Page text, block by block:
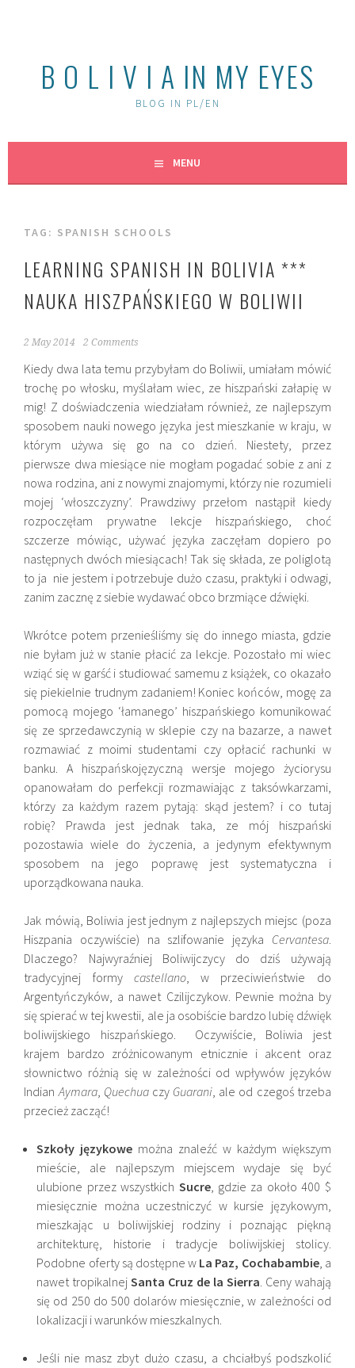
B O L I V I A IN MY EYES
BLOG IN PL/EN
MENU
TAG: SPANISH SCHOOLS
LEARNING SPANISH IN BOLIVIA ***
NAUKA HISZPAŃSKIEGO W BOLIWII
2 May 2014 2 Comments
Kiedy dwa lata temu przybyłam do Boliwii, umiałam mówić
trochę po włosku, myślałam wiec, ze hiszpański załapię w
mig! Z doświadczenia wiedziałam również, ze najlepszym
sposobem nauki nowego języka jest mieszkanie w kraju, w
którym używa się go na co dzień. Niestety, przez
pierwsze dwa miesiące nie mogłam pogadać sobie z ani z
nowa rodzina, ani z nowymi znajomymi, którzy nie rozumieli
mojej ‘włoszczyzny’. Prawdziwy przełom nastąpił kiedy
rozpoczęłam prywatne lekcje hiszpańskiego, choć
szczerze mówiąc, używać języka zaczęłam dopiero po
następnych dwóch miesiącach! Tak się składa, ze poliglotą
to ja nie jestem i potrzebuje dużo czasu, praktyki i odwagi,
zanim zacznę z siebie wydawać obco brzmiące dźwięki.
Wkrótce potem przenieśliśmy się do innego miasta, gdzie
nie byłam już w stanie płacić za lekcje. Pozostało mi wiec
wziąć się w garść i studiować samemu z książek, co okazało
się piekielnie trudnym zadaniem! Koniec końców, mogę za
pomocą mojego ‘łamanego’ hiszpańskiego komunikować
się ze sprzedawczynią w sklepie czy na bazarze, a nawet
rozmawiać z moimi studentami czy opłacić rachunki w
banku. A hiszpańskojęzyczną wersje mojego życiorysu
opanowałam do perfekcji rozmawiając z taksówkarzami,
którzy za każdym razem pytają: skąd jestem? i co tutaj
robię? Prawda jest jednak taka, ze mój hiszpański
pozostawia wiele do życzenia, a jedynym efektywnym
sposobem na jego poprawę jest systematyczna i
uporządkowana nauka.
Jak mówią, Boliwia jest jednym z najlepszych miejsc (poza
Hiszpania oczywiście) na szlifowanie języka Cervantesa.
Dlaczego? Najwyraźniej Boliwijczycy do dziś używają
tradycyjnej formy castellano, w przeciwieństwie do
Argentyńczyków, a nawet Czilijczykow. Pewnie można by
się spierać w tej kwestii, ale ja osobiście bardzo lubię dźwięk
boliwijskiego hiszpańskiego. Oczywiście, Boliwia jest
krajem bardzo zróżnicowanym etnicznie i akcent oraz
słownictwo różnią się w zależności od wpływów języków
IndianAymara, Quechuaczy Guarani, ale od czegoś trzeba
przecież zacząć!
Szkoły językowe można znaleźć w każdym większym
mieście, ale najlepszym miejscem wydaje się być
ulubione przez wszystkich Sucre, gdzie za około 400 $
miesięcznie można uczestniczyć w kursie językowym,
mieszkając u boliwijskiej rodziny i poznając piękną
architekturę, historie i tradycje boliwijskiej stolicy.
Podobne oferty są dostępne w La Paz, Cochabambie, a
nawet tropikalnejSanta Cruz de la Sierra. Ceny wahają
się od 250 do 500 dolarów miesięcznie, w zależności od
lokalizacji i warunków mieszkalnych.
Jeśli nie masz zbyt dużo czasu, a chciałbyś podszkolić